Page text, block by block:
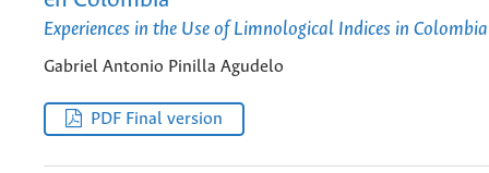
Experiences in the Use of Limnological Indices in Colombia
Gabriel Antonio Pinilla Agudelo
PDF Final version